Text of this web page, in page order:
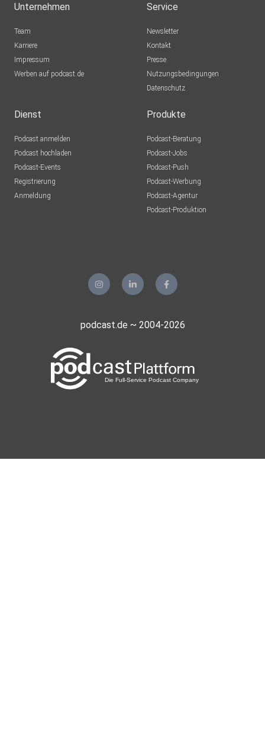
Unternehmen
Team
Karriere
Impressum
Werben auf podcast.de
Service
Newsletter
Kontakt
Presse
Nutzungsbedingungen
Datenschutz
Dienst
Podcast anmelden
Podcast hochladen
Podcast-Events
Registrierung
Anmeldung
Produkte
Podcast-Beratung
Podcast-Jobs
Podcast-Push
Podcast-Werbung
Podcast-Agentur
Podcast-Produktion
podcast.de ~ 2004-2026